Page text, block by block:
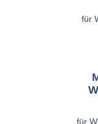
für
für